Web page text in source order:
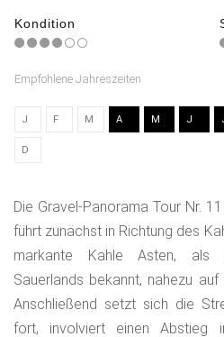
Kondition
Empfohlene Jahreszeiten
J F M A M J
D
Die Gravel-Panorama Tour Nr.
führt zunächst in Richtung des
markante Kahle Asten, als
Sauerlands bekannt, nahezu
Anschließend setzt sich die
fort, involviert einen Abstieg